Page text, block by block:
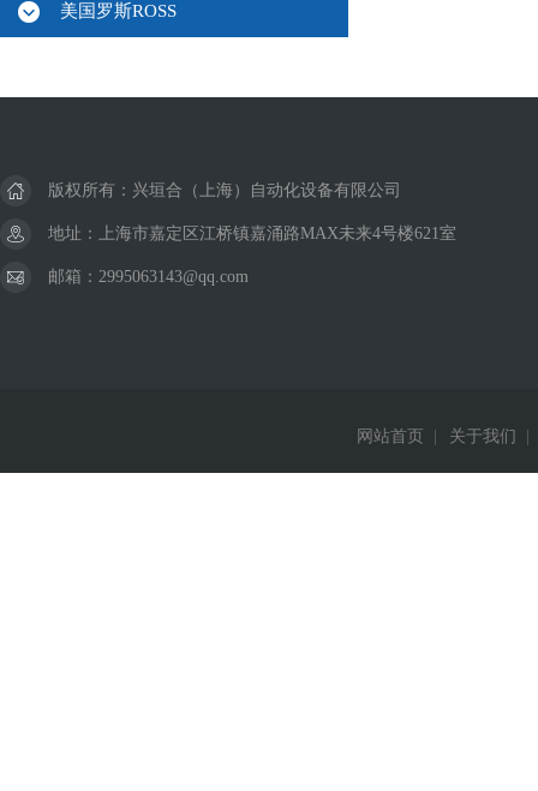
美国罗斯ROSS
德国西克SICK
美国杜博林DEUBLIN
版权所有：兴垣合（上海）自动化设备有限公司
地址：上海市嘉定区江桥镇嘉涌路MAX未来4号楼621室
邮箱：2995063143@qq.com
网站首页 关于我们